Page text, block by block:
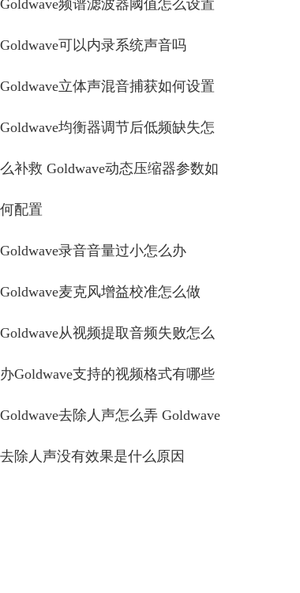
Goldwave频谱滤波器阈值怎么设置
Goldwave可以内录系统声音吗
Goldwave立体声混音捕获如何设置
Goldwave均衡器调节后低频缺失怎
么补救 Goldwave动态压缩器参数如
何配置
Goldwave录音音量过小怎么办
Goldwave麦克风增益校准怎么做
Goldwave从视频提取音频失败怎么
办Goldwave支持的视频格式有哪些
Goldwave去除人声怎么弄 Goldwave
去除人声没有效果是什么原因